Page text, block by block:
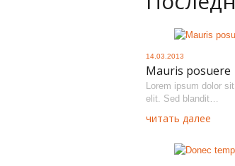
14.03.2013
Mauris posuere
Lorem ipsum dolor
elit. Sed blandit…
читать далее